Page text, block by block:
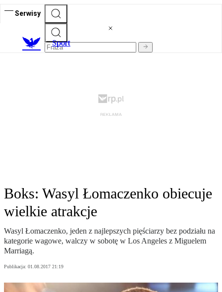
Serwisy
Sport
Boks: Wasyl Łomaczenko obiecuje
wielkie atrakcje
Wasyl Łomaczenko, jeden z najlepszych pięściarzy bez podziału na
kategorie wagowe, walczy w sobotę w Los Angeles z Miguelem
Marriagą.
Publikacja: 01.08.2017 21:19